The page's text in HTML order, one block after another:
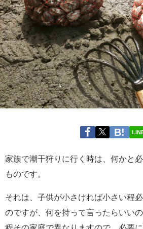
家族で潮干狩りに行く時は、何かと
ものです。
それは、子供が小さければ小さい程
のですが、何を持って言ったらいい